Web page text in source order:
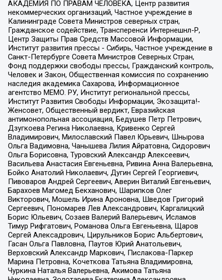
АКАДЕМИЯ ПО ПРАВАМ ЧЕЛОВЕКА, Центр развития
некоммерческих организаций, Частное учреждение в
Калининграде Совета Министров северных стран,
Гражданское содействие, Трансперенси Интернешнл-Р,
Центр Защиты Прав Средств Массовой Информации,
Институт развития прессы - Сибирь, Частное учреждение в
Санкт-Петербурге Совета Министров Северных Стран,
Фонд поддержки свободы прессы, Гражданский контроль,
Человек и Закон, Общественная комиссия по сохранению
наследия академика Сахарова, Информационное
агентство МЕМО. РУ, Институт региональной прессы,
Институт Развития Свободы Информации, Экозащита!-
Женсовет, Общественный вердикт, Евразийская
антимонопольная ассоциация, Бедушев Петр Петрович,
Дзугкоева Регина Николаевна, Кривенко Сергей
Владимирович, Милославский Павел Юрьевич, Шнырова
Ольга Вадимовна, Чанышева Лилия Айратовна, Сидорович
Ольга Борисовна, Туровский Александр Алексеевич,
Васильева Анастасия Евгеньевна, Ривина Анна Валерьевна,
Бойко Анатолий Николаевич, Дугин Сергей Георгиевич,
Пивоваров Андрей Сергеевич, Аверин Виталий Евгеньевич,
Барахоев Магомед Бекханович, Шарипков Олег
Викторович, Мошель Ирина Ароновна, Шведов Григорий
Сергеевич, Пономарев Лев Александрович, Каргалицкий
Борис Юльевич, Созаев Валерий Валерьевич, Исламов
Тимур Рифгатович, Романова Ольга Евгеньевна, Щаров
Сергей Алексадрович, Цирульников Борис Альбертович,
Гасан Ольга Павловна, Паутов Юрий Анатольевич,
Верховский Александр Маркович, Пислакова-Паркер
Марина Петровна, Кочеткова Татьяна Владимировна,
Чуркина Наталья Валерьевна, Акимова Татьяна